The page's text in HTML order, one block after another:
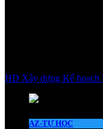
HD Xây dựng Kế hoạch
AZ-TỰ HỌC